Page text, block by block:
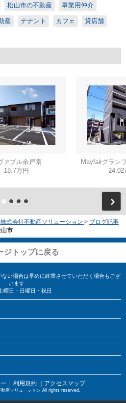
松山市の不動産 事業用仲介
産 テナント カフェ 貸店舗
ァブル余戸南
18.7万円
Mayfairグラン
式会社不動産ソリューション > ブログ記事
市
ジトップに戻る
い場合は早めに終業させていただく場合もござ
います
曜日・日曜日・祝日
利用規約 ｜アクセスマップ
産ソリューション All rights reserved.